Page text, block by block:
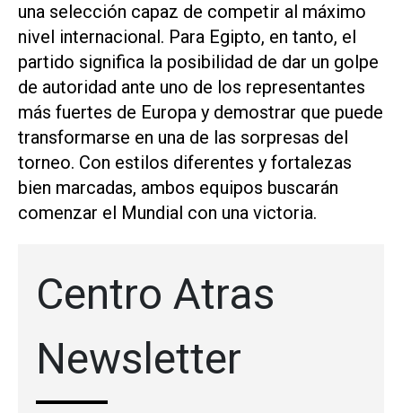
una selección capaz de competir al máximo
nivel internacional. Para Egipto, en tanto, el
partido significa la posibilidad de dar un golpe
de autoridad ante uno de los representantes
más fuertes de Europa y demostrar que puede
transformarse en una de las sorpresas del
torneo. Con estilos diferentes y fortalezas
bien marcadas, ambos equipos buscarán
comenzar el Mundial con una victoria.